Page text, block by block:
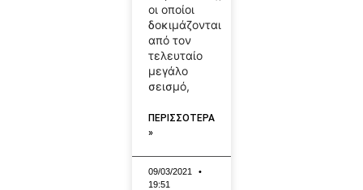
οι οποίοι
δοκιμάζονται
από τον
τελευταίο
μεγάλο
σεισμό,
ΠΕΡΙΣΣΟΤΕΡΑ
»
09/03/2021
19:51